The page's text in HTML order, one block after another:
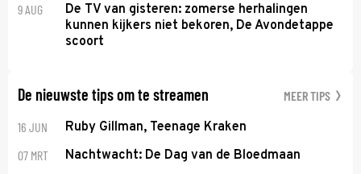
9 AUG
De TV van gisteren: zomerse herhalingen
kunnen kijkers niet bekoren, De Avondetappe
scoort
De nieuwste tips om te streamen MEER TIPS
16 JUN Ruby Gillman, Teenage Kraken
07 MRT Nachtwacht: De Dag van de Bloedmaan